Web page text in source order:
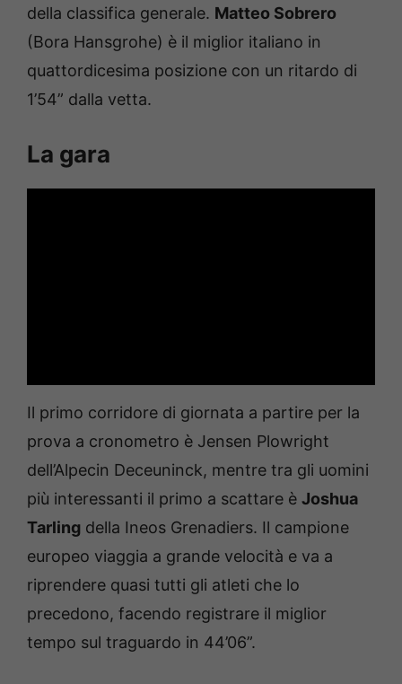
della classifica generale. Matteo Sobrero
(Bora Hansgrohe) è il miglior italiano in
quattordicesima posizione con un ritardo di
1’54” dalla vetta.
La gara
Il primo corridore di giornata a partire per la
prova a cronometro è Jensen Plowright
dell’Alpecin Deceuninck, mentre tra gli uomini
più interessanti il primo a scattare è Joshua
Tarling della Ineos Grenadiers. Il campione
europeo viaggia a grande velocità e va a
riprendere quasi tutti gli atleti che lo
precedono, facendo registrare il miglior
tempo sul traguardo in 44’06”.